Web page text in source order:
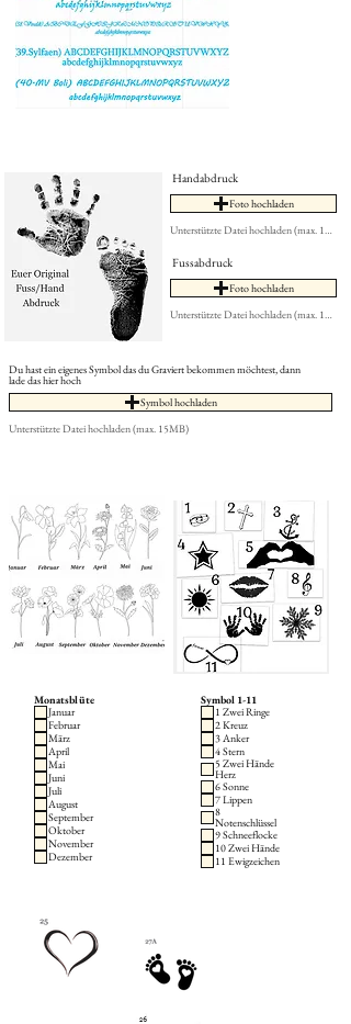
Handabdruck
Foto hochladen
Unterstützte Datei hochladen (max. 15MB)
Fussabdruck
Foto hochladen
Unterstützte Datei hochladen (max. 15MB)
Du hast ein eigenes Symbol das du Graviert bekommen möchtest, dann
lade das hier hoch
Symbol hochladen
Unterstützte Datei hochladen (max. 15MB)
Monatsblüte
Januar
Februar
März
April
Mai
Juni
Juli
August
September
Oktober
November
Dezember
Symbol 1-11
1 Zwei Ringe
2 Kreuz
3 Anker
4 Stern
5 Zwei Hände
Herz
6 Sonne
7 Lippen
8
Notenschlüssel
9 Schneeflocke
10 Zwei Hände
11 Ewigzeichen